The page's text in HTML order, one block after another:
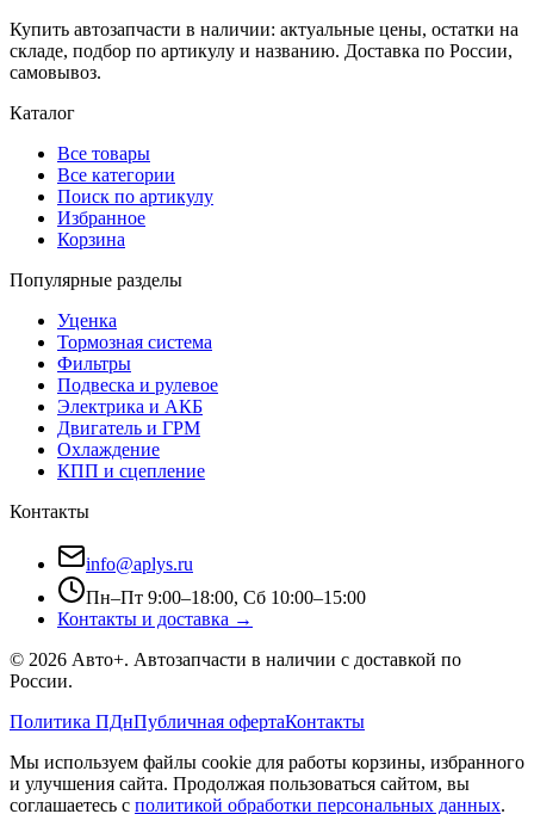
Купить автозапчасти в наличии: актуальные цены, остатки на
складе, подбор по артикулу и названию. Доставка по России,
самовывоз.
Каталог
Все товары
Все категории
Поиск по артикулу
Избранное
Корзина
Популярные разделы
Уценка
Тормозная система
Фильтры
Подвеска и рулевое
Электрика и АКБ
Двигатель и ГРМ
Охлаждение
КПП и сцепление
Контакты
info@aplys.ru
Пн–Пт 9:00–18:00, Сб 10:00–15:00
Контакты и доставка →
© 2026 Авто+. Автозапчасти в наличии с доставкой по
России.
Политика ПДнПубличная офертаКонтакты
Мы используем файлы cookie для работы корзины, избранного
и улучшения сайта. Продолжая пользоваться сайтом, вы
соглашаетесь с политикой обработки персональных данных.